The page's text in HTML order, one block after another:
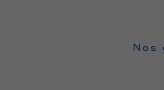
Nos